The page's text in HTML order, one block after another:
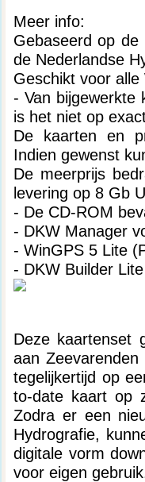
Meer info:
Gebaseerd op
de Nederlandse
Geschikt voor
- Van bijgewerkte
is het niet op
De kaarten en
Indien gewenst
De meerprijs
levering op 8 Gb
- De CD-ROM
- DKW Manager
- WinGPS 5 Lite
- DKW Builder
Deze kaartenset
aan
tegelijkertijd op
to-date kaart op
Zodra er een
Hydrografie,
digitale vorm
voor eigen